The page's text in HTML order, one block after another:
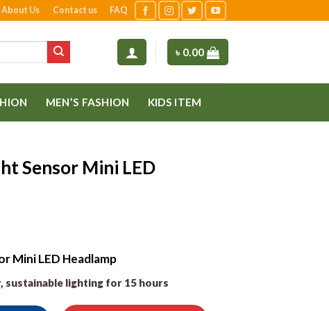
About Us Contact us FAQ
৳ 0.00
MEN’S FASHION KIDS ITEM
Sensor Mini LED
Mini LED Headlamp
sustainable lighting for 15 hours